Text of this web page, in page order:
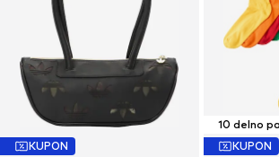
KUPON
10 delno
KUPON